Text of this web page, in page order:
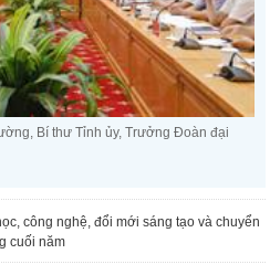
Bí thư Tỉnh ủy, Trưởng Đoàn đại
công nghệ, đổi mới sáng tạo và chuyển
cuối năm